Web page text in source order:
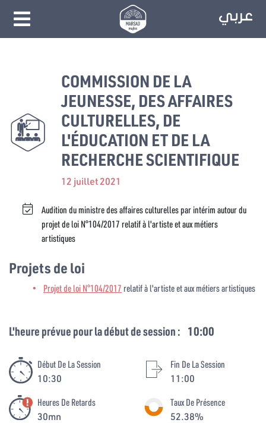
COMMISSION DE LA
JEUNESSE, DES AFFAIRES
CULTURELLES, DE
L'ÉDUCATION ET DE LA
RECHERCHE SCIENTIFIQUE
12 juillet 2021
Audition du ministre des affaires culturelles par intérim autour du
projet de loi N°104/2017 relatif à l'artiste et aux métiers
artistiques
Projets de loi
Projet de loi N°104/2017relatif à l'artiste et aux métiers artistiques
L'heure prévue pour la début de session : 10:00
Début De La Session
10:30
Fin De La Session
11:00
Heures De Retards
30mn
Taux De Présence
52.38%